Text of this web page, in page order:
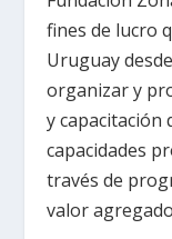
fines de lucro
Uruguay
organizar y
y capacitación
capacidades
través de
valor